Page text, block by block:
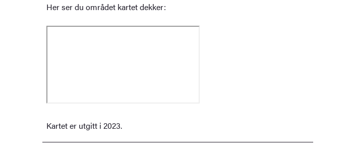
Her ser du området kartet dekker:
Kartet er utgitt i 2023.